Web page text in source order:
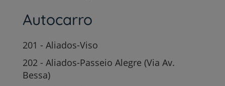
Autocarro
201 - Aliados-Viso
202 - Aliados-Passeio Alegre (Via Av.
Bessa)